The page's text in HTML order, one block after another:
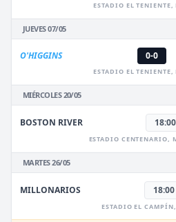
ESTADIO EL TENIENTE,
JUEVES 07/05
O'HIGGINS 0-0
ESTADIO EL TENIENTE,
MIÉRCOLES 20/05
BOSTON RIVER 18:00
ESTADIO CENTENARIO,
MARTES 26/05
MILLONARIOS 18:00
ESTADIO EL